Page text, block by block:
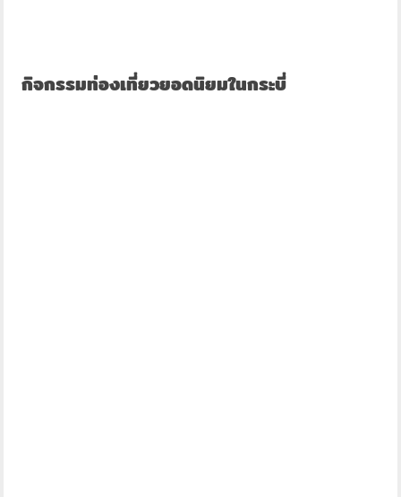
กิจกรรมท่องเที่ยวยอดนิยมในกระบี่